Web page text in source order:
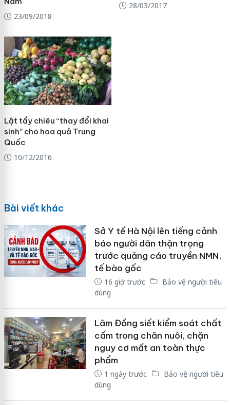
23/09/2018
28/03/2017
Lật tẩy chiêu “thay đổi khai
sinh” cho hoa quả Trung
Quốc
10/12/2016
Bài viết khác
Sở Y tế Hà Nội lên tiếng cảnh
báo người dân thận trọng
trước quảng cáo truyền NMN,
tế bào gốc
16 giờ trước
Bảo vệ người tiêu
dùng
Lâm Đồng siết kiểm soát chất
cấm trong chăn nuôi, chặn
nguy cơ mất an toàn thực
phẩm
1 ngày trước
Bảo vệ người tiêu
dùng